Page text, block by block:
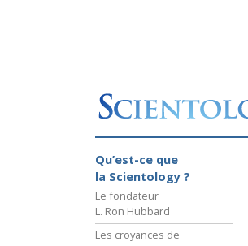
Qu’est-ce que
la Scientology ?
Le fondateur
L. Ron Hubbard
Les croyances de